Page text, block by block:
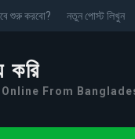
শুরু করবো? নতুন পোস্ট লিখুন
Online From